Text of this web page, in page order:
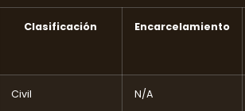
Clasificación Encarcelamiento
Civil N/A